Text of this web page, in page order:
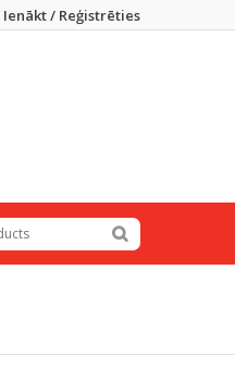
Ienākt / Reģistrēties